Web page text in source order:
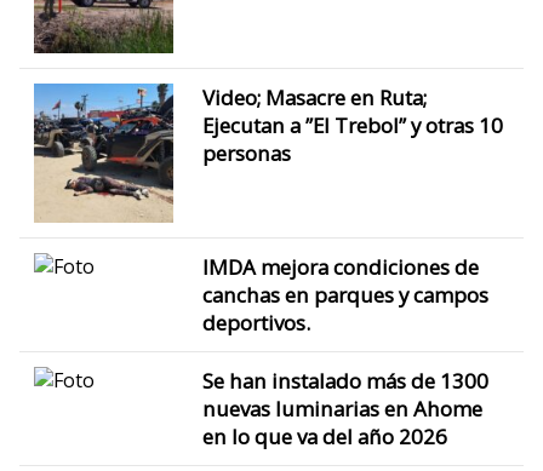
Video; Masacre en Ruta;
Ejecutan a ”El Trebol” y otras 10
personas
IMDA mejora condiciones de
canchas en parques y campos
deportivos.
Se han instalado más de 1300
nuevas luminarias en Ahome
en lo que va del año 2026